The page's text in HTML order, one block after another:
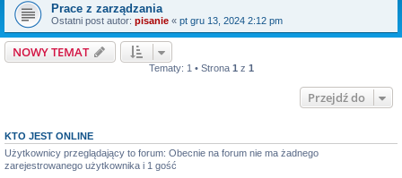
Prace z zarządzania
Ostatni post autor: pisanie « pt gru 13, 2024 2:12 pm
NOWY TEMAT
Tematy: 1 • Strona 1 z 1
Przejdź do
KTO JEST ONLINE
Użytkownicy przeglądający to forum: Obecnie na forum nie ma żadnego
zarejestrowanego użytkownika i 1 gość